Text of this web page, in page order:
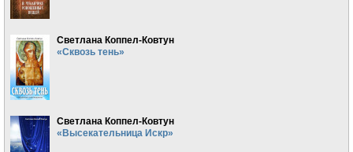
Светлана Коппел-Ковтун
«Сквозь тень»
Светлана Коппел-Ковтун
«Высекательница Искр»